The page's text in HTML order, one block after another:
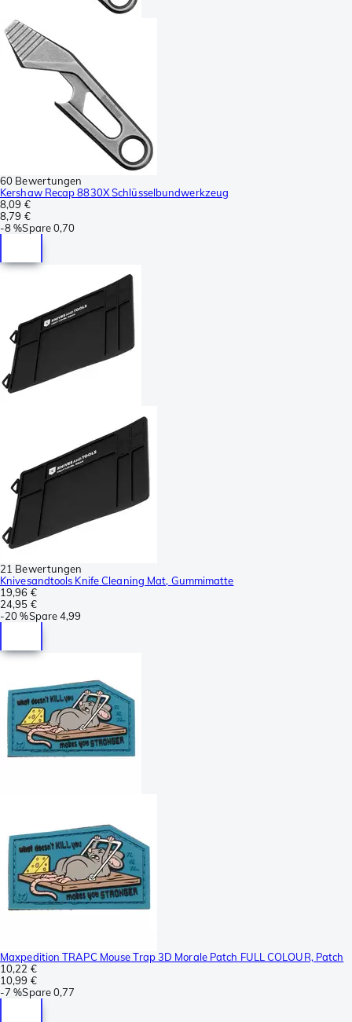
60 Bewertungen
Kershaw Recap 8830X Schlüsselbundwerkzeug
8,09 €
8,79 €
-8 %Spare0,70
21 Bewertungen
Knivesandtools Knife Cleaning Mat, Gummimatte
19,96 €
24,95 €
-20 %Spare4,99
Maxpedition TRAPC Mouse Trap 3D Morale Patch FULL COLOUR, Patch
10,22 €
10,99 €
-7 %Spare0,77